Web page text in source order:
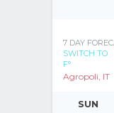
7 DAY
SWITCH TO
F°
Agropoli, IT
SUN